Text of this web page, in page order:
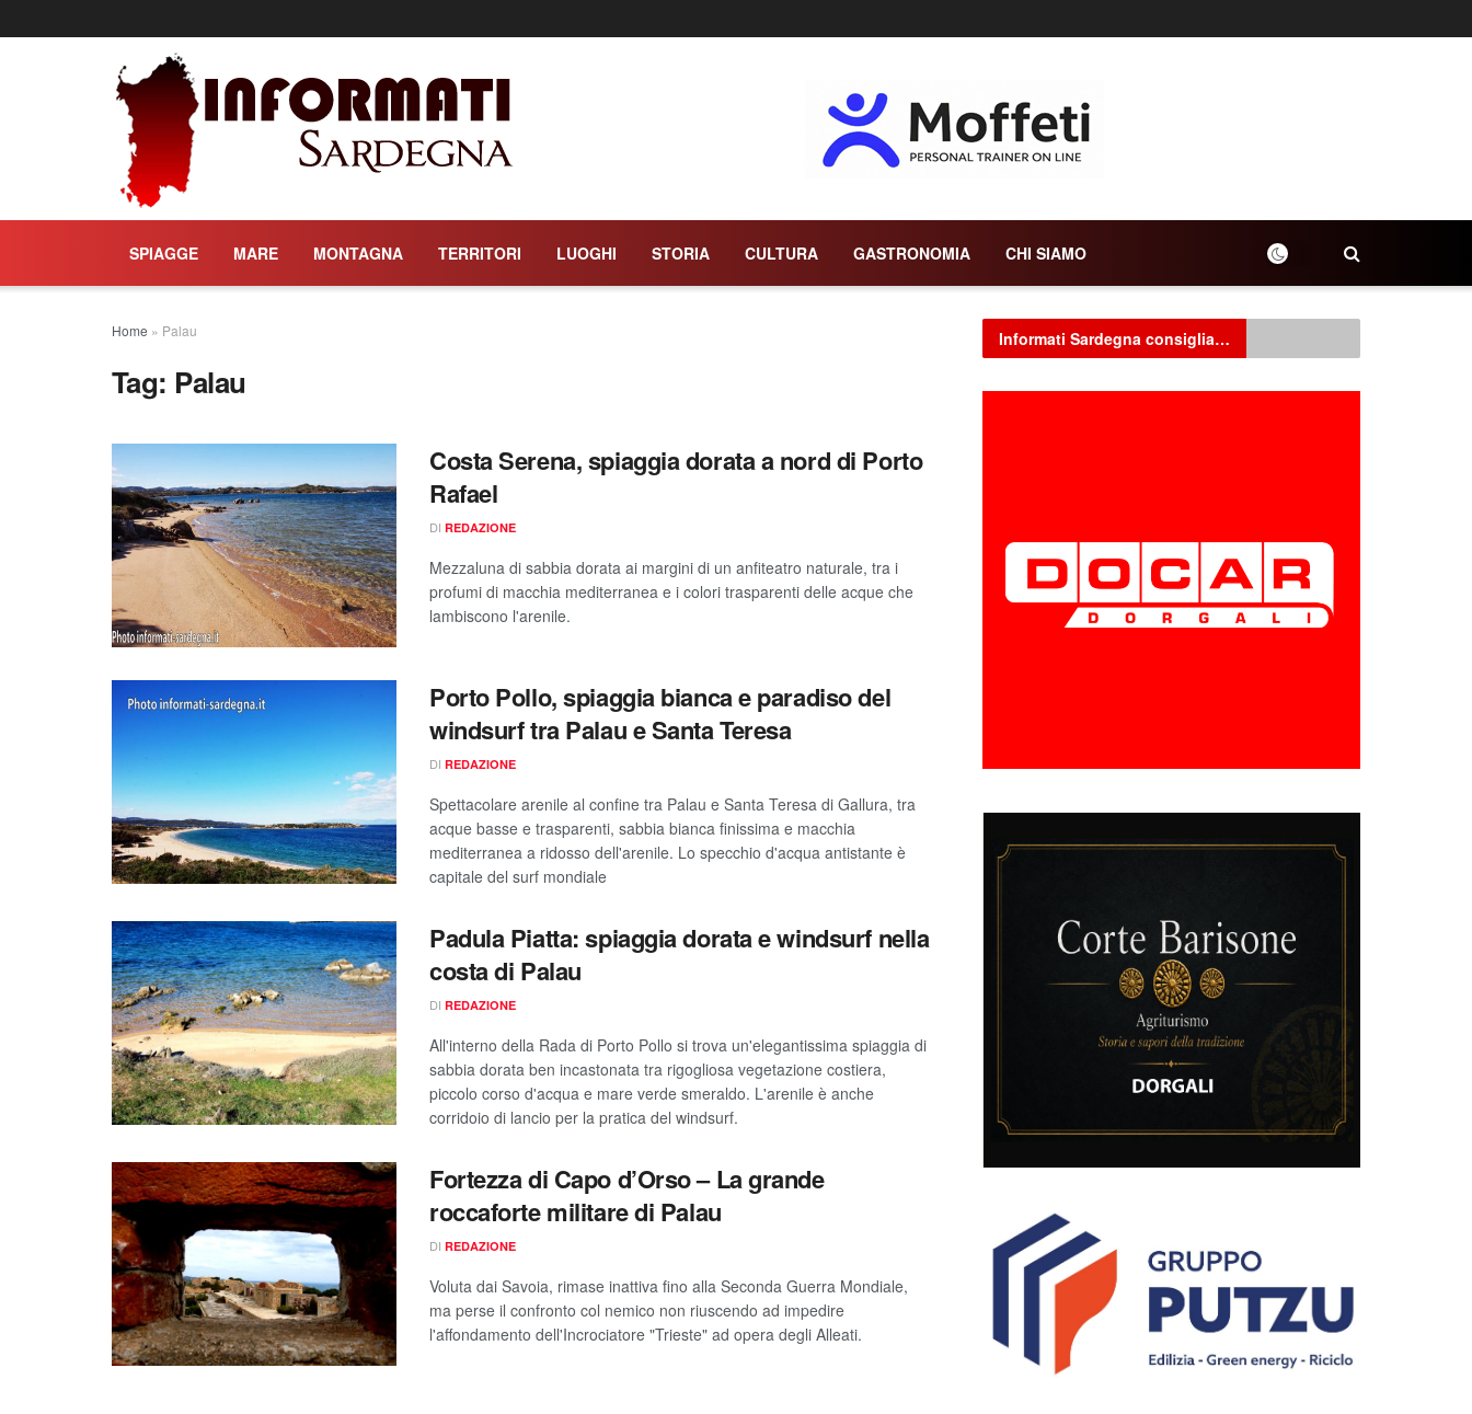
SPIAGGE MARE MONTAGNA TERRITORI LUOGHI STORIA CULTURA GASTRONOMIA CHI SIAMO
Home » Palau
Tag: Palau
Costa Serena, spiaggia dorata a nord di Porto
Rafael
DI REDAZIONE
Mezzaluna di sabbia dorata ai margini di un anfiteatro naturale, tra i
profumi di macchia mediterranea e i colori trasparenti delle acque che
lambiscono l'arenile.
Porto Pollo, spiaggia bianca e paradiso del
windsurf tra Palau e Santa Teresa
DI REDAZIONE
Spettacolare arenile al confine tra Palau e Santa Teresa di Gallura, tra
acque basse e trasparenti, sabbia bianca finissima e macchia
mediterranea a ridosso dell'arenile. Lo specchio d'acqua antistante è
capitale del surf mondiale
Padula Piatta: spiaggia dorata e windsurf nella
costa di Palau
DI REDAZIONE
All'interno della Rada di Porto Pollo si trova un'elegantissima spiaggia di
sabbia dorata ben incastonata tra rigogliosa vegetazione costiera,
piccolo corso d'acqua e mare verde smeraldo. L'arenile è anche
corridoio di lancio per la pratica del windsurf.
Fortezza di Capo d’Orso – La grande
roccaforte militare di Palau
DI REDAZIONE
Voluta dai Savoia, rimase inattiva fino alla Seconda Guerra Mondiale,
ma perse il confronto col nemico non riuscendo ad impedire
l'affondamento dell'Incrociatore "Trieste" ad opera degli Alleati.
Informati Sardegna consiglia…